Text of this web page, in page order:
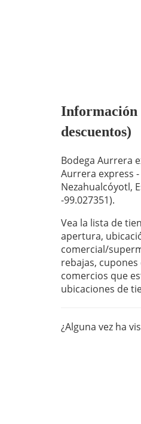
Información
descuentos)
Bodega Aurrera
Aurrera express
Nezahualcóyotl,
-99.027351).
Vea la lista de
apertura,
comercial/
rebajas,
comercios que
ubicaciones de
¿Alguna vez ha